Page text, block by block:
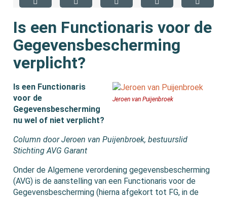
Is een Functionaris voor de
Gegevensbescherming
verplicht?
Jeroen van Puijenbroek
Is een Functionaris
voor de
Gegevensbescherming
nu wel of niet verplicht?
Column door Jeroen van Puijenbroek, bestuurslid
Stichting AVG Garant
Onder de Algemene verordening gegevensbescherming
(AVG) is de aanstelling van een Functionaris voor de
Gegevensbescherming (hierna afgekort tot FG, in de